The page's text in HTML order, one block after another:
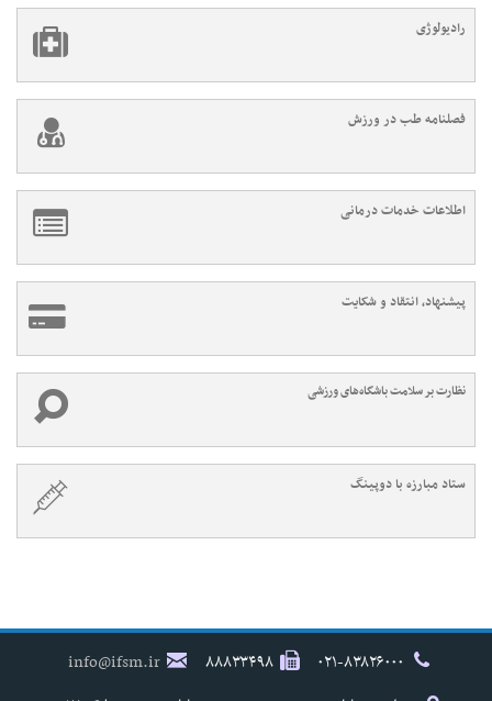
رادیولوژی
فصلنامه طب در ورزش
اطلاعات خدمات درمانی
پیشنهاد، انتقاد و شکایت
نظارت بر سلامت باشگاه‌های ورزشی
ستاد مبارزه با دوپینگ
۸۸۸۳۳۴۹۸
info@ifsm.ir